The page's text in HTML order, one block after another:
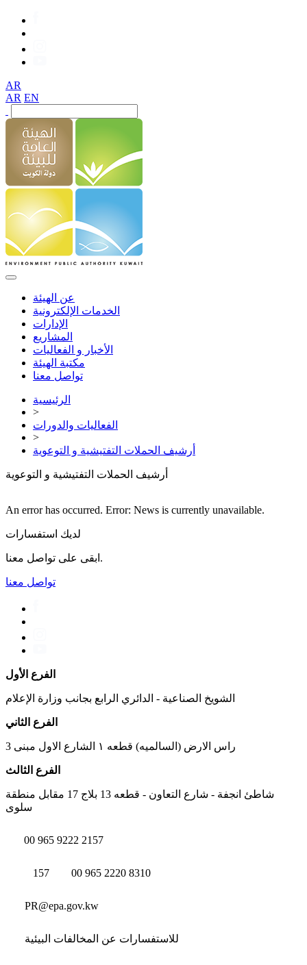
AR
AR EN
عن الهيئة
الخدمات الإلكترونية
الإدارات
المشاريع
الأخبار و الفعاليات
مكتبة الهيئة
تواصل معنا
الرئيسية
>
الفعاليات والدورات
>
أرشيف الحملات التفتيشية و التوعوية
أرشيف الحملات التفتيشية و التوعوية
An error has occurred. Error: News is currently unavailable.
لديك استفسارات
ابقى على تواصل معنا.
تواصل معنا
الفرع الأول
الشويخ الصناعية - الدائري الرابع بجانب وزارة الإعلام
الفرع الثاني
راس الارض (السالميه) قطعه ١ الشارع الاول مبنى 3
الفرع الثالث
شاطئ انجفة - شارع التعاون - قطعه 13 بلاج 17 مقابل منطقة
سلوى
00 965 9222 2157
157 00 965 2220 8310
PR@epa.gov.kw
للاستفسارات عن المخالفات البيئية